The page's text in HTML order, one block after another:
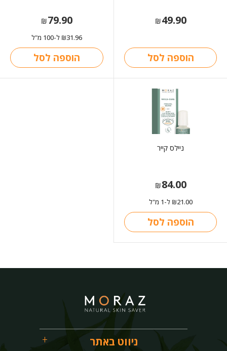
₪49.90
הוספה לסל
₪79.90
₪31.96 ל-100 מ"ל
הוספה לסל
ניילס קייר
₪84.00
₪21.00 ל-1 מ"ל
הוספה לסל
ניווט באתר